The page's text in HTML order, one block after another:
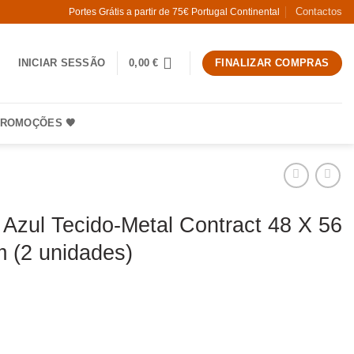
Portes Grátis a partir de 75€ Portugal Continental Contactos
INICIAR SESSÃO 0,00€ FINALIZAR COMPRAS
🧡
Tecido-Metal Contract 48 X 56
(2 unidades)